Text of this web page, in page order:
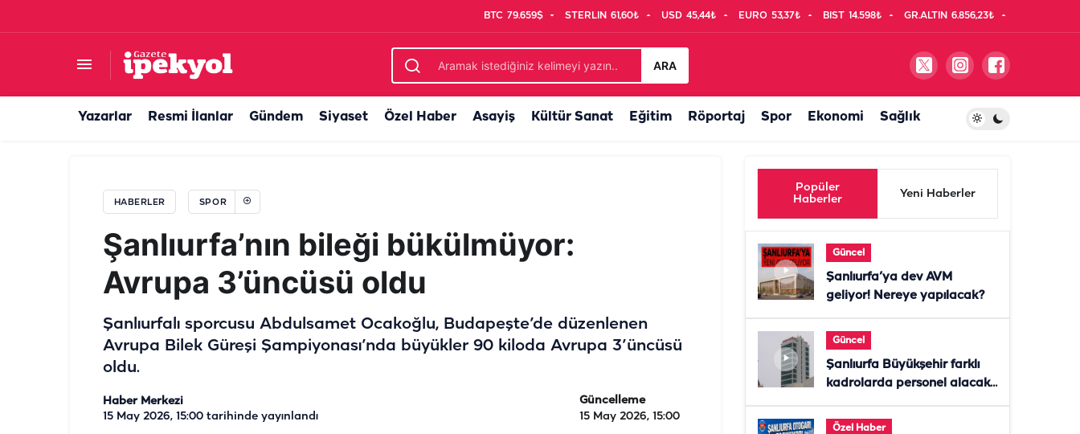
BTC 79.659$ STERLIN 61,60₺ USD 45,44₺ EURO 53,37₺ BIST 14.598₺ GR.ALTIN 6.856,23₺
ARA
Yazarlar Resmi İlanlar Gündem Siyaset Özel Haber Asayiş Kültür Sanat Eğitim Röportaj Spor Ekonomi Sağlık
HABERLER SPOR
Şanlıurfa’nın bileği bükülmüyor:
Avrupa 3’üncüsü oldu
Şanlıurfalı sporcusu Abdulsamet Ocakoğlu, Budapeşte’de düzenlenen
Avrupa Bilek Güreşi Şampiyonası’nda büyükler 90 kiloda Avrupa 3’üncüsü
oldu.
Haber Merkezi
15 May 2026, 15:00 tarihinde yayınlandı
Güncelleme
15 May 2026, 15:00
Popüler
Haberler
Yeni Haberler
Güncel
Şanlıurfa’ya dev AVM
geliyor! Nereye yapılacak?
Güncel
Şanlıurfa Büyükşehir farklı
kadrolarda personel alacak!
Özel Haber
Harran'da Futbol Halk Turnuvası düzenleniyor! İşte başvuru tarihi...